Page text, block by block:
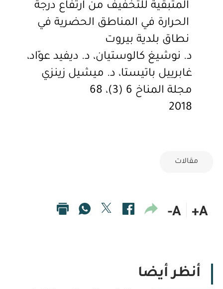
المتبقية للتخفيف من ارتفاع درجة
الحرارة في المناطق الحضرية في
نطاق بلدية بيروت
د. نوشيغ كالوستيان، د. ديفيد عوّاد،
غابرييل باتيستا، د. ميشيل زينزي
مجلة المناخ 6 (3)، 68
2018
مقالات
A+
A-
أنظر أيضا